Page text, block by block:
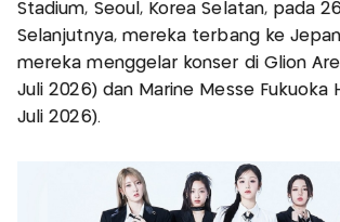
Stadium, Seoul, Korea Selatan, pada
Selanjutnya, mereka terbang ke
mereka menggelar konser di Glion
Juli 2026) dan Marine Messe Fukuoka
Juli 2026).